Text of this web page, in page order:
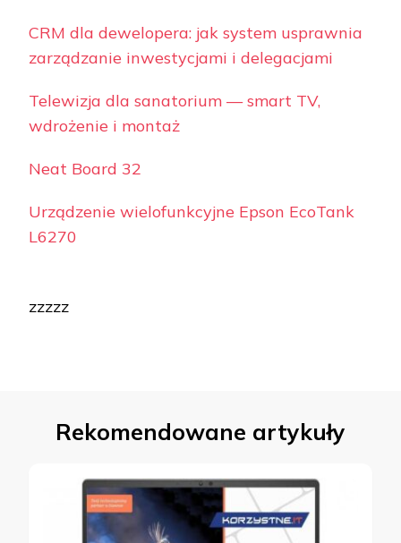
CRM dla dewelopera: jak system usprawnia
zarządzanie inwestycjami i delegacjami
Telewizja dla sanatorium — smart TV,
wdrożenie i montaż
Neat Board 32
Urządzenie wielofunkcyjne Epson EcoTank
L6270
zzzzz
Rekomendowane artykuły